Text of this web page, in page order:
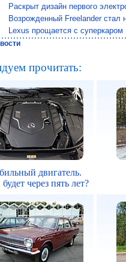
Раскрыт дизайн первого
Возрожденный Freelander стал
Lexus прощается с суперкаром
прочитать:
двигатель.
через пять лет?